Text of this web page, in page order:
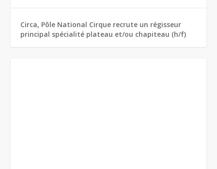
Circa, Pôle National Cirque recrute un régisseur
principal spécialité plateau et/ou chapiteau (h/f)